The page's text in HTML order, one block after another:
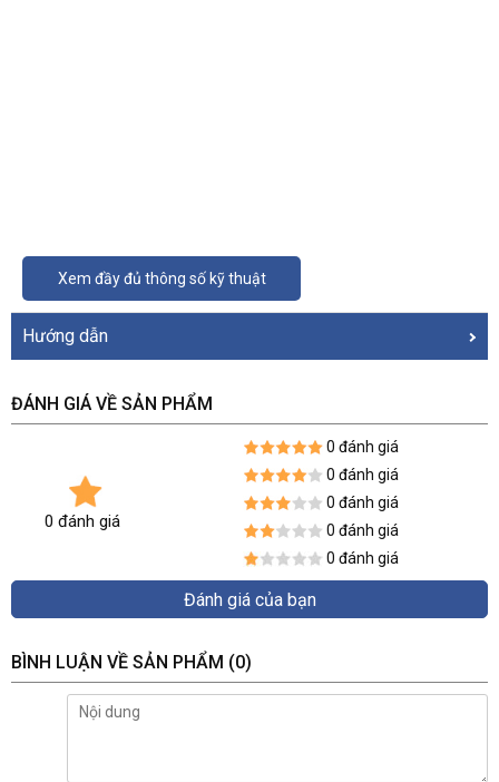
Xem đầy đủ thông số kỹ thuật
Hướng dẫn
ĐÁNH GIÁ VỀ SẢN PHẨM
0 đánh giá
0 đánh giá
0 đánh giá
0 đánh giá
0 đánh giá
0 đánh giá
Đánh giá của bạn
BÌNH LUẬN VỀ SẢN PHẨM (0)